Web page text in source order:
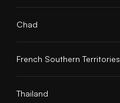
Chad
French Southern Territories
Thailand